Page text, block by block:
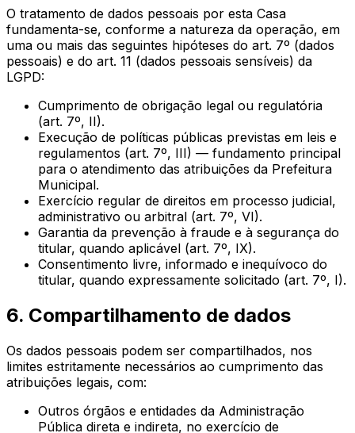
O tratamento de dados pessoais por esta Casa
fundamenta-se, conforme a natureza da operação, em
uma ou mais das seguintes hipóteses do art. 7º (dados
pessoais) e do art. 11 (dados pessoais sensíveis) da
LGPD:
Cumprimento de obrigação legal ou regulatória
(art. 7º, II).
Execução de políticas públicas previstas em leis e
regulamentos (art. 7º, III) — fundamento principal
para o atendimento das atribuições da Prefeitura
Municipal.
Exercício regular de direitos em processo judicial,
administrativo ou arbitral (art. 7º, VI).
Garantia da prevenção à fraude e à segurança do
titular, quando aplicável (art. 7º, IX).
Consentimento livre, informado e inequívoco do
titular, quando expressamente solicitado (art. 7º, I).
6. Compartilhamento de dados
Os dados pessoais podem ser compartilhados, nos
limites estritamente necessários ao cumprimento das
atribuições legais, com:
Outros órgãos e entidades da Administração
Pública direta e indireta, no exercício de